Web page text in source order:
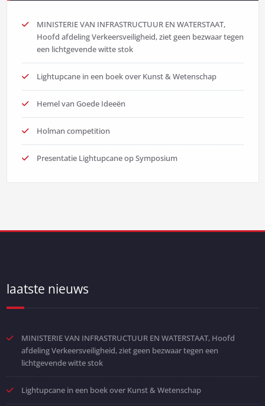
MINISTERIE VAN INFRASTRUCTUUR EN WATERSTAAT,
Hoofd afdeling Verkeersveiligheid, ziet geen bezwaar tegen
een lichtgevende witte stok
Lightupcane in een boek over Kunst & Wetenschap
Hemel van Goede Ideeën
Holman competition
Presentatie Lightupcane op Symposium
laatste nieuws
MINISTERIE VAN INFRASTRUCTUUR EN WATERSTAAT, Hoofd
afdeling Verkeersveiligheid, ziet geen bezwaar tegen een
lichtgevende witte stok
Lightupcane in een boek over Kunst & Wetenschap